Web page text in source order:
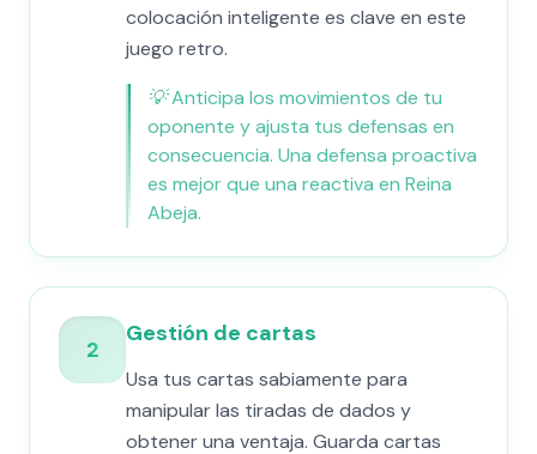
colocación inteligente es clave en este
juego retro.
💡Anticipa los movimientos de tu
oponente y ajusta tus defensas en
consecuencia. Una defensa proactiva
es mejor que una reactiva en Reina
Abeja.
2
Gestión de cartas
Usa tus cartas sabiamente para
manipular las tiradas de dados y
obtener una ventaja. Guarda cartas